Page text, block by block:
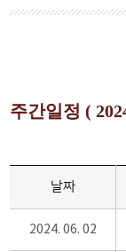
주간일정 (
날짜
2024. 06. 02